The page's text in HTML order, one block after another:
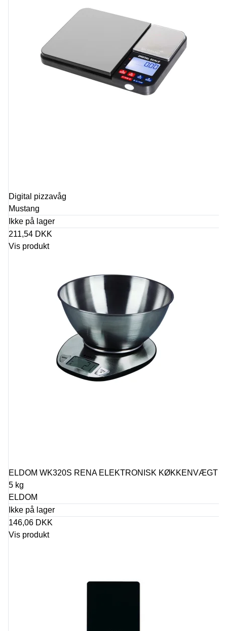
Digital pizzavåg
Mustang
Ikke på lager
211,54 DKK
Vis produkt
ELDOM WK320S RENA ELEKTRONISK KØKKENVÆGT
5 kg
ELDOM
Ikke på lager
146,06 DKK
Vis produkt